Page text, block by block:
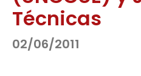
Técnicas
02/06/2011